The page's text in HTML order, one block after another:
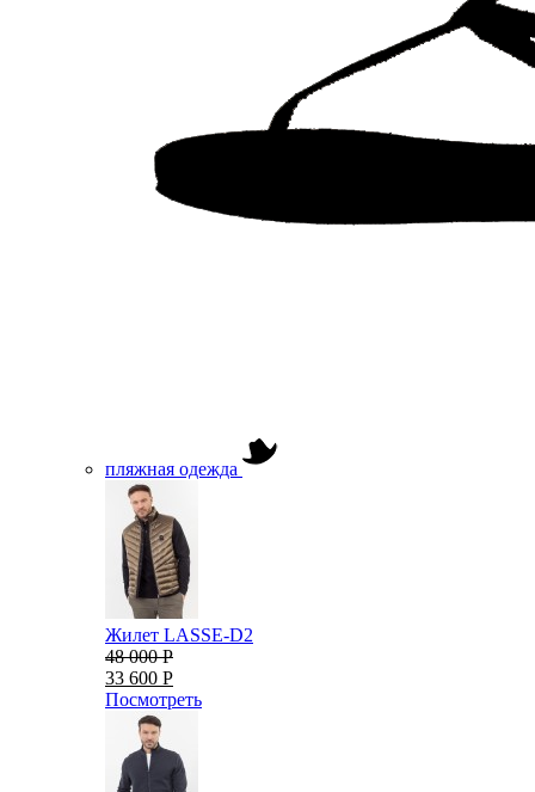
пляжная одежда
Жилет LASSE-D2
48 000 Р
33 600 Р
Посмотреть